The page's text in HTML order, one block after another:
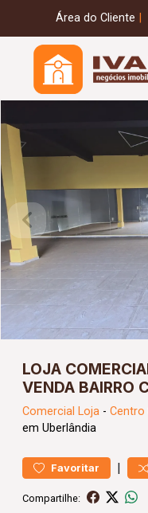
Área do Cliente
LOJA
VENDA BAIRRO
Comercial Loja - Centro
em Uberlândia
Favoritar |
Compartilhe: